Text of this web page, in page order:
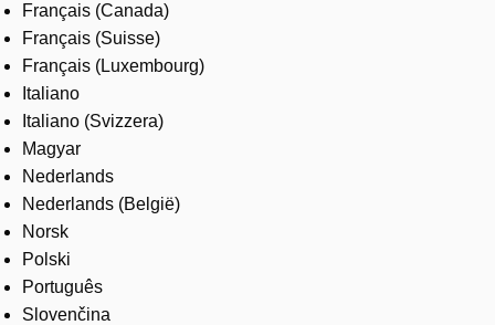
Français (Canada)
Français (Suisse)
Français (Luxembourg)
Italiano
Italiano (Svizzera)
Magyar
Nederlands
Nederlands (België)
Norsk
Polski
Português
Slovenčina